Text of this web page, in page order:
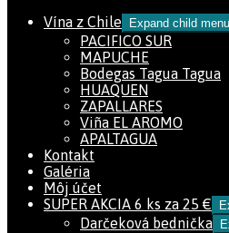
Vína z Chile
Expand child menu
PACIFICO SUR
MAPUCHE
Bodegas Tagua Tagua
HUAQUEN
ZAPALLARES
Viña EL AROMO
APALTAGUA
Kontakt
Galéria
Môj účet
SUPER AKCIA 6 ks za 25 €
Darčeková bednička